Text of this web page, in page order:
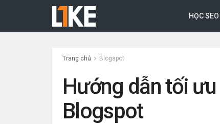
HỌC SEO
Trang chủ Blogspot
Hướng dẫn tối
Blogspot